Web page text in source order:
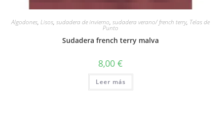
Vista rápida
Algodones, Lisos, sudadera de invierno, sudadera verano/ french terry, Telas de
Punto
Sudadera french terry malva
8,00 €
Leer más